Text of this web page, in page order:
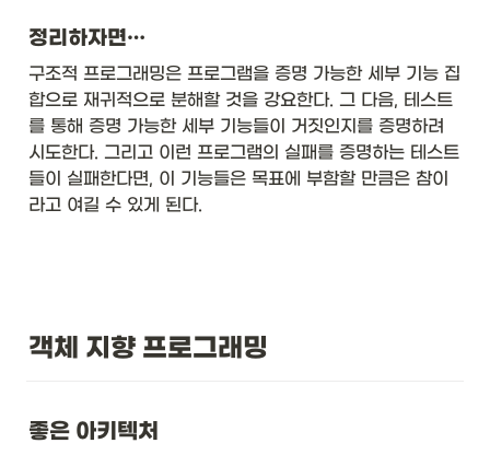
정리하자면…
구조적 프로그래밍은 프로그램을 증명 가능한 세부 기능 집
합으로 재귀적으로 분해할 것을 강요한다. 그 다음, 테스트
를 통해 증명 가능한 세부 기능들이 거짓인지를 증명하려
시도한다. 그리고 이런 프로그램의 실패를 증명하는 테스트
들이 실패한다면, 이 기능들은 목표에 부함할 만큼은 참이
라고 여길 수 있게 된다.
객체 지향 프로그래밍
좋은 아키텍처